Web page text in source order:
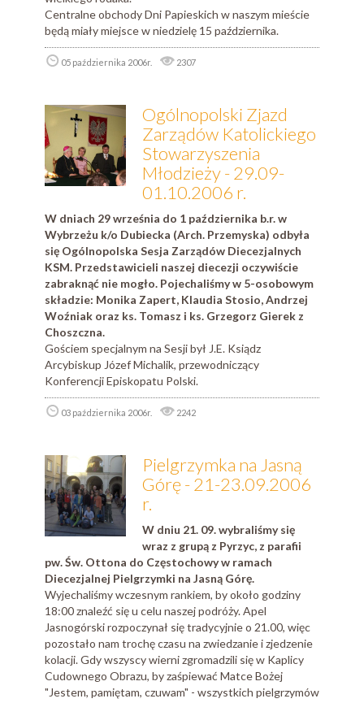
Centralne obchody Dni Papieskich w naszym mieście
będą miały miejsce w niedzielę 15 października.
05 października 2006r. 2307
Ogólnopolski Zjazd
Zarządów Katolickiego
Stowarzyszenia
Młodzieży - 29.09-
01.10.2006 r.
W dniach 29 września do 1 października b.r. w
Wybrzeżu k/o Dubiecka (Arch. Przemyska) odbyła
się Ogólnopolska Sesja Zarządów Diecezjalnych
KSM. Przedstawicieli naszej diecezji oczywiście
zabraknąć nie mogło. Pojechaliśmy w 5-osobowym
składzie: Monika Zapert, Klaudia Stosio, Andrzej
Woźniak oraz ks. Tomasz i ks. Grzegorz Gierek z
Choszczna.
Gościem specjalnym na Sesji był J.E. Ksiądz
Arcybiskup Józef Michalik, przewodniczący
Konferencji Episkopatu Polski.
03 października 2006r. 2242
Pielgrzymka na Jasną
Górę - 21-23.09.2006
r.
W dniu 21. 09. wybraliśmy się
wraz z grupą z Pyrzyc, z parafii
pw. Św. Ottona do Częstochowy w ramach
Diecezjalnej Pielgrzymki na Jasną Górę.
Wyjechaliśmy wczesnym rankiem, by około godziny
18:00 znaleźć się u celu naszej podróży. Apel
Jasnogórski rozpoczynał się tradycyjnie o 21.00, więc
pozostało nam trochę czasu na zwiedzanie i zjedzenie
kolacji. Gdy wszyscy wierni zgromadzili się w Kaplicy
Cudownego Obrazu, by zaśpiewać Matce Bożej
"Jestem, pamiętam, czuwam" - wszystkich pielgrzymów